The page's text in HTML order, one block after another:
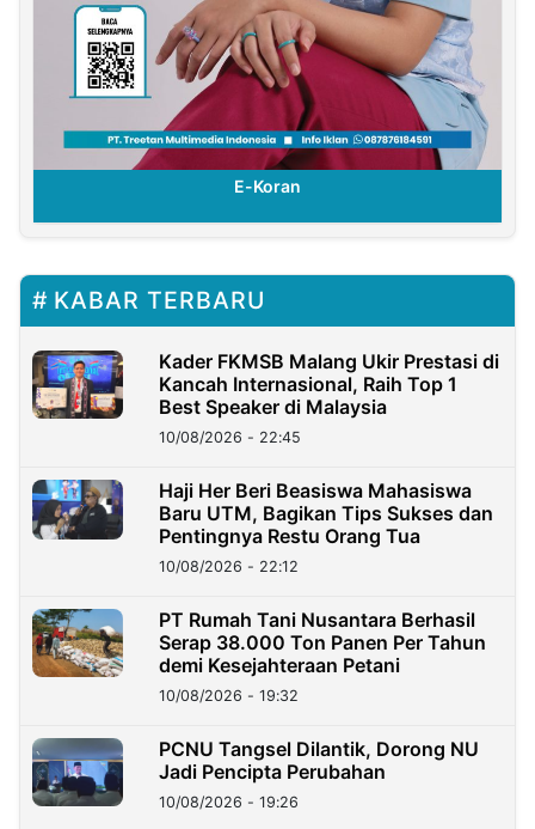
E-Koran
KABAR TERBARU
Kader FKMSB Malang Ukir Prestasi di
Kancah Internasional, Raih Top 1
Best Speaker di Malaysia
10/08/2026 - 22:45
Haji Her Beri Beasiswa Mahasiswa
Baru UTM, Bagikan Tips Sukses dan
Pentingnya Restu Orang Tua
10/08/2026 - 22:12
PT Rumah Tani Nusantara Berhasil
Serap 38.000 Ton Panen Per Tahun
demi Kesejahteraan Petani
10/08/2026 - 19:32
PCNU Tangsel Dilantik, Dorong NU
Jadi Pencipta Perubahan
10/08/2026 - 19:26